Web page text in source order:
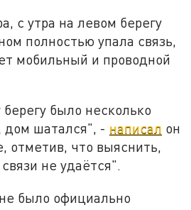
с утра на левом берегу
полностью упала связь,
мобильный и проводной
было несколько
шатался", - написал он
отметив, что выяснить,
не удаётся".
было официально